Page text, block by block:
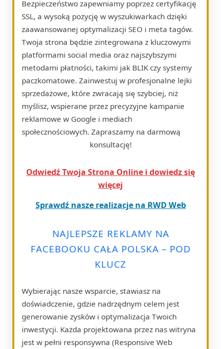
Bezpieczeństwo zapewniamy poprzez certyfikację
SSL, a wysoką pozycję w wyszukiwarkach dzięki
zaawansowanej optymalizacji SEO i meta tagów.
Twoja strona będzie zintegrowana z kluczowymi
platformami social media oraz najszybszymi
metodami płatności, takimi jak BLIK czy systemy
paczkomatowe. Zainwestuj w profesjonalne lejki
sprzedażowe, które zwracają się szybciej, niż
myślisz, wspierane przez precyzyjne kampanie
reklamowe w Google i mediach
społecznościowych. Zapraszamy na darmową
konsultację!
Odwiedź Twoja Strona Online i dowiedz się
więcej
Sprawdź nasze realizacje na RWD Web
NAJLEPSZE REKLAMY NA
FACEBOOKU CAŁA POLSKA – POD
KLUCZ
Wybierając nasze wsparcie, stawiasz na
doświadczenie, gdzie nadrzędnym celem jest
generowanie zysków i optymalizacja Twoich
inwestycji. Każda projektowana przez nas witryna
jest w pełni responsywna (Responsive Web